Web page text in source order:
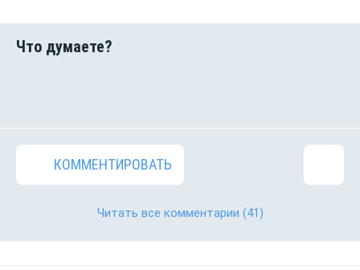
КОММЕНТИРОВАТЬ
Читать все комментарии (41)